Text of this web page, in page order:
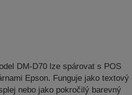
DM-D70 lze spárovat s POS
Epson. Funguje jako textový
nebo jako pokročilý barevný